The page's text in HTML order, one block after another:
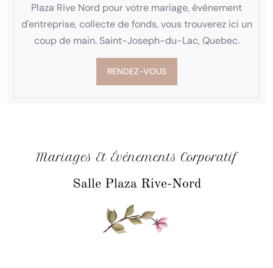
Plaza Rive Nord pour votre mariage, événement
d'entreprise, collecte de fonds, vous trouverez ici un
coup de main. Saint-Joseph-du-Lac, Quebec.
RENDEZ-VOUS
Mariages Et Événements Corporatif
Salle Plaza Rive-Nord